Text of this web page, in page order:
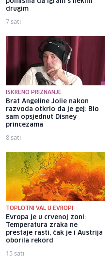
drugim
7 sati
ISKRENO PRIZNANJE
Brat Angeline Jolie nakon
razvoda otkrio da je gej: Bio
sam opsjednut Disney
princezama
8 sati
TOPLOTNI VAL U EVROPI
Evropa je u crvenoj zoni:
Temperatura zraka ne
prestaje rasti, čak je i Austrija
oborila rekord
15 sati